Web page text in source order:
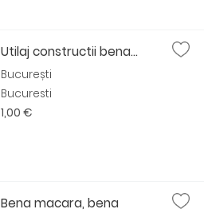
Utilaj constructii bena...
București
Bucuresti
1,00 €
Bena macara, bena